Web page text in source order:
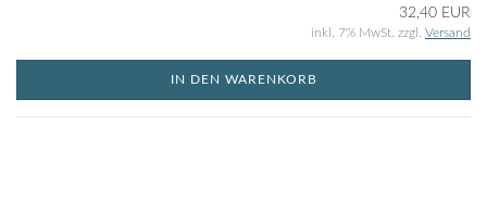
32,40 EUR
inkl. 7% MwSt. zzgl. Versand
IN DEN WARENKORB